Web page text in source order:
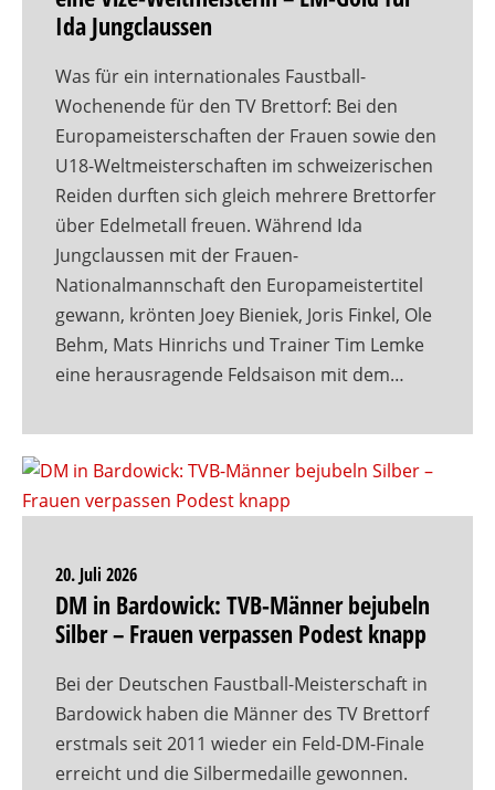
Ida Jungclaussen
Was für ein internationales Faustball-
Wochenende für den TV Brettorf: Bei den
Europameisterschaften der Frauen sowie den
U18-Weltmeisterschaften im schweizerischen
Reiden durften sich gleich mehrere Brettorfer
über Edelmetall freuen. Während Ida
Jungclaussen mit der Frauen-
Nationalmannschaft den Europameistertitel
gewann, krönten Joey Bieniek, Joris Finkel, Ole
Behm, Mats Hinrichs und Trainer Tim Lemke
eine herausragende Feldsaison mit dem…
20. Juli 2026
DM in Bardowick: TVB-Männer bejubeln
Silber – Frauen verpassen Podest knapp
Bei der Deutschen Faustball-Meisterschaft in
Bardowick haben die Männer des TV Brettorf
erstmals seit 2011 wieder ein Feld-DM-Finale
erreicht und die Silbermedaille gewonnen.